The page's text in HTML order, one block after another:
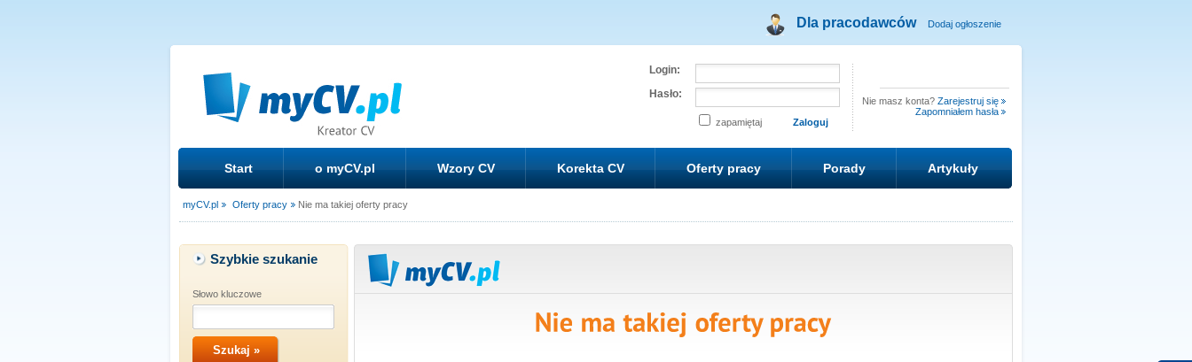
Dla pracodawców Dodaj ogłoszenie
Login:
Hasło:
zapamiętaj
Nie masz konta? Zarejestruj się
Zapomniałem hasła
Start o myCV.pl Wzory CV Korekta CV Oferty pracy Porady Artykuły
myCV.pl Oferty pracy Nie ma takiej oferty pracy
Szybkie szukanie
Słowo kluczowe